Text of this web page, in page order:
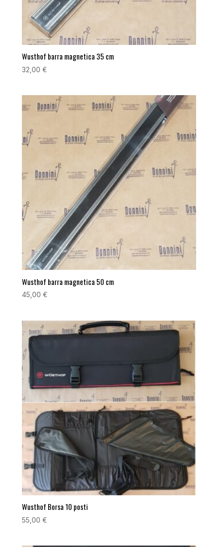
Wusthof barra magnetica 35 cm
32,00 €
Wusthof barra magnetica 50 cm
45,00 €
Wusthof Borsa 10 posti
55,00 €